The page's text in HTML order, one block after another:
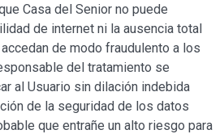
Casa del Senior no puede
de internet ni la ausencia total
de modo fraudulento a los
del tratamiento se
al Usuario sin dilación indebida
de la seguridad de los datos
que entrañe un alto riesgo para